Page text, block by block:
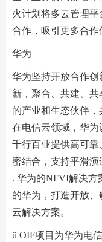
火计划将多云管理
合作，吸引更多合作
华为
华为坚持开放合作创
新，聚合、共建、
的产业和生态伙伴，
在电信云领域，华
千行百业提供高可
密结合，支持平滑演
. 华为的NFVI解决
的华为，打造开放
云解决方案。
ü OIF项目为华为电